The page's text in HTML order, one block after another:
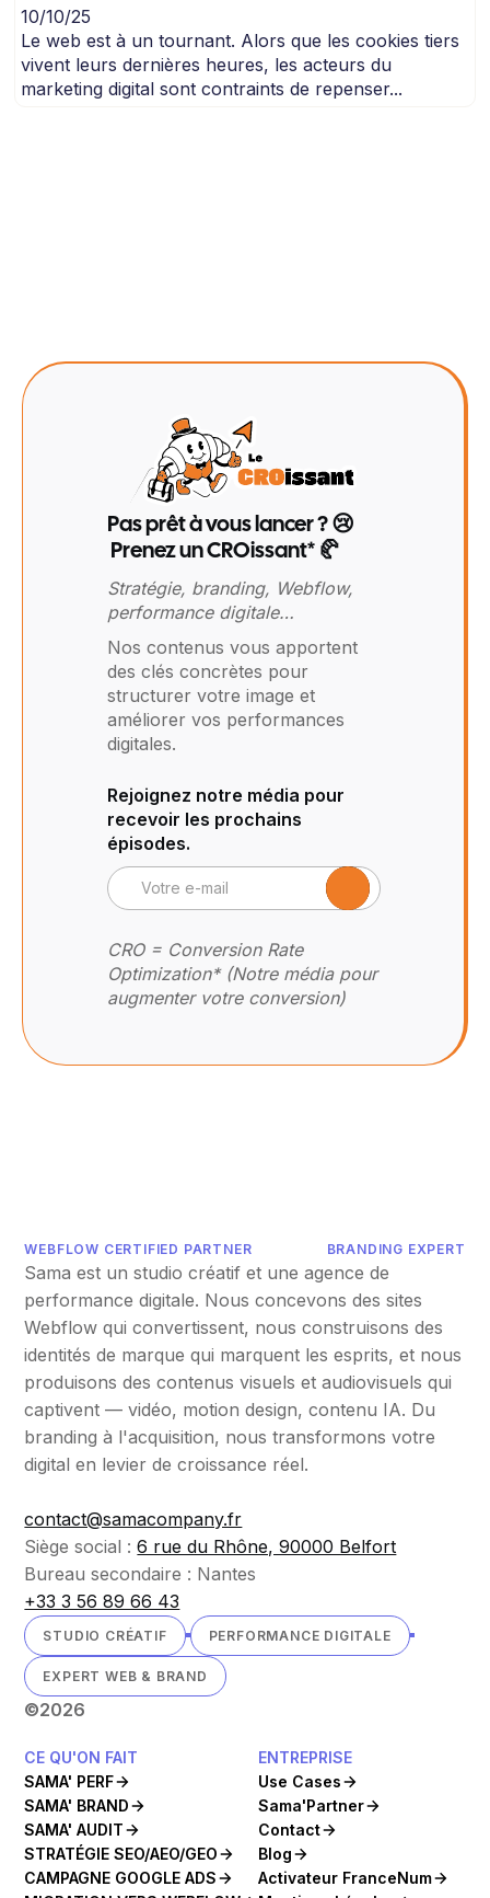
10/10/25
Le web est à un tournant. Alors que les cookies tiers
vivent leurs dernières heures, les acteurs du
marketing digital sont contraints de repenser...
Pas prêt à vous lancer ? 😢
Prenez un CROissant* 🥐
Stratégie, branding, Webflow,
performance digitale…
Nos contenus vous apportent
des clés concrètes pour
structurer votre image et
améliorer vos performances
digitales.
Rejoignez notre média pour
recevoir les prochains
épisodes.
CRO = Conversion Rate
Optimization* (Notre média pour
augmenter votre conversion)
WEBFLOW CERTIFIED PARTNER BRANDING EXPERT
Sama est un studio créatif et une agence de
performance digitale. Nous concevons des sites
Webflow qui convertissent, nous construisons des
identités de marque qui marquent les esprits, et nous
produisons des contenus visuels et audiovisuels qui
captivent — vidéo, motion design, contenu IA. Du
branding à l'acquisition, nous transformons votre
digital en levier de croissance réel.
contact@samacompany.fr
Siège social :6 rue du Rhône, 90000 Belfort
Bureau secondaire : Nantes
+33 3 56 89 66 43
STUDIO CRÉATIF PERFORMANCE DIGITALE
EXPERT WEB & BRAND
©2026
CE QU'ON FAIT
SAMA' PERF
SAMA' BRAND
SAMA' AUDIT
STRATÉGIE SEO/AEO/GEO
CAMPAGNE GOOGLE ADS
ENTREPRISE
Use Cases
Sama'Partner
Contact
Blog
Activateur FranceNum